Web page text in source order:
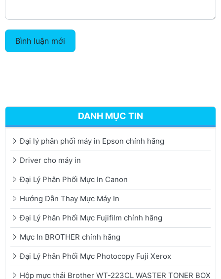
Bình luận mới
DANH MỤC TIN
Đại lý phân phối máy in Epson chính hãng
Driver cho máy in
Đại Lý Phân Phối Mực In Canon
Hướng Dẫn Thay Mực Máy In
Đại Lý Phân Phối Mực Fujifilm chính hãng
Mực In BROTHER chính hãng
Đại Lý Phân Phối Mực Photocopy Fuji Xerox
Hộp mực thải Brother WT-223CL WASTER TONER BOX